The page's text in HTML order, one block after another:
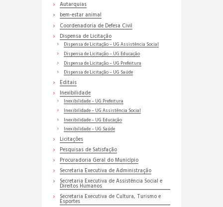
Autarquias
bem-estar animal
Coordenadoria de Defesa Civil
Dispensa de Licitação
Dispensa de Licitação – UG Assistência Social
Dispensa de Licitação – UG Educação
Dispensa de Licitação – UG Prefeitura
Dispensa de Licitação – UG Saúde
Editais
Inexibilidade
Inexibilidade – UG Prefeitura
Inexibilidade – UG Assistência Social
Inexibilidade – UG Educação
Inexibilidade – UG Saúde
Licitações
Pesquisas de Satisfação
Procuradoria Geral do Município
Secretaria Executiva de Administração
Secretaria Executiva de Assistência Social e
Direitos Humanos
Secretaria Executiva de Cultura, Turismo e
Esportes